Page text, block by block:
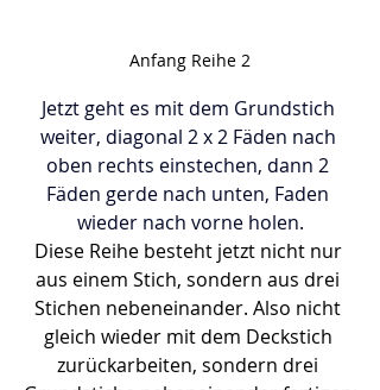
Anfang Reihe 2
Jetzt geht es mit dem Grundstich
weiter, diagonal 2 x 2 Fäden nach
oben rechts einstechen, dann 2
Fäden gerde nach unten, Faden
wieder nach vorne holen.
Diese Reihe besteht jetzt nicht nur
aus einem Stich, sondern aus drei
Stichen nebeneinander. Also nicht
gleich wieder mit dem Deckstich
zurückarbeiten, sondern drei